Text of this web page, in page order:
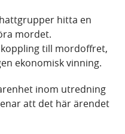
hitta en
mordet.
till mordoffret,
ekonomisk vinning.
inom utredning
att det här ärendet